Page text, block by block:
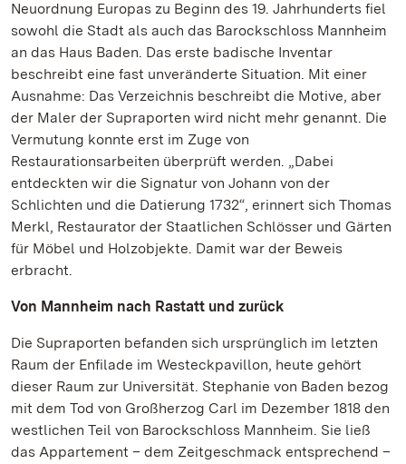
Neuordnung Europas zu Beginn des 19. Jahrhunderts fiel
sowohl die Stadt als auch das Barockschloss Mannheim
an das Haus Baden. Das erste badische Inventar
beschreibt eine fast unveränderte Situation. Mit einer
Ausnahme: Das Verzeichnis beschreibt die Motive, aber
der Maler der Supraporten wird nicht mehr genannt. Die
Vermutung konnte erst im Zuge von
Restaurationsarbeiten überprüft werden. „Dabei
entdeckten wir die Signatur von Johann von der
Schlichten und die Datierung 1732“, erinnert sich Thomas
Merkl, Restaurator der Staatlichen Schlösser und Gärten
für Möbel und Holzobjekte. Damit war der Beweis
erbracht.
Von Mannheim nach Rastatt und zurück
Die Supraporten befanden sich ursprünglich im letzten
Raum der Enfilade im Westeckpavillon, heute gehört
dieser Raum zur Universität. Stephanie von Baden bezog
mit dem Tod von Großherzog Carl im Dezember 1818 den
westlichen Teil von Barockschloss Mannheim. Sie ließ
das Appartement – dem Zeitgeschmack entsprechend –